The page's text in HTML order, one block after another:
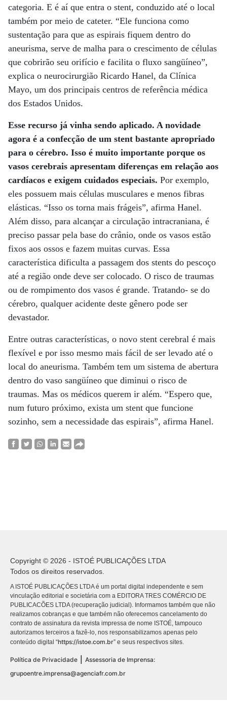
categoria. E é aí que entra o stent, conduzido até o local
também por meio de cateter. “Ele funciona como
sustentação para que as espirais fiquem dentro do
aneurisma, serve de malha para o crescimento de células
que cobrirão seu orifício e facilita o fluxo sangüíneo”,
explica o neurocirurgião Ricardo Hanel, da Clínica
Mayo, um dos principais centros de referência médica
dos Estados Unidos.
Esse recurso já vinha sendo aplicado. A novidade
agora é a confecção de um stent bastante apropriado
para o cérebro. Isso é muito importante porque os
vasos cerebrais apresentam diferenças em relação aos
cardíacos e exigem cuidados especiais. Por exemplo,
eles possuem mais células musculares e menos fibras
elásticas. “Isso os torna mais frágeis”, afirma Hanel.
Além disso, para alcançar a circulação intracraniana, é
preciso passar pela base do crânio, onde os vasos estão
fixos aos ossos e fazem muitas curvas. Essa
característica dificulta a passagem dos stents do pescoço
até a região onde deve ser colocado. O risco de traumas
ou de rompimento dos vasos é grande. Tratando- se do
cérebro, qualquer acidente deste gênero pode ser
devastador.
Entre outras características, o novo stent cerebral é mais
flexível e por isso mesmo mais fácil de ser levado até o
local do aneurisma. Também tem um sistema de abertura
dentro do vaso sangüíneo que diminui o risco de
traumas. Mas os médicos querem ir além. “Espero que,
num futuro próximo, exista um stent que funcione
sozinho, sem a necessidade das espirais”, afirma Hanel.
Copyright © 2026 - ISTOÉ PUBLICAÇÕES LTDA
Todos os direitos reservados.
A ISTOÉ PUBLICAÇÕES LTDA é um portal digital independente e sem
vinculação editorial e societária com a EDITORA TRES COMÉRCIO DE
PUBLICACÕES LTDA (recuperação judicial). Informamos também que não
realizamos cobranças e que também não oferecemos cancelamento do
contrato de assinatura da revista impressa de nome ISTOÉ, tampouco
autorizamos terceiros a fazê-lo, nos responsabilizamos apenas pelo
conteúdo digital “https://istoe.com.br” e seus respectivos sites.
Política de Privacidade
Assessoria de Imprensa:
grupoentre.imprensa@agenciafr.com.br